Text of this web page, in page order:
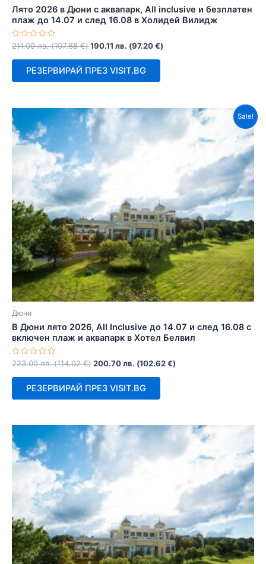
Лято 2026 в Дюни с аквапарк, All inclusive и безплатен
плаж до 14.07 и след 16.08 в Холидей Вилидж
Оценено
с
0
211.00лв. (107.88€)190.11 лв. (97.20€)
РЕЗЕРВИРАЙ ПРЕЗ VISIT.BG
Sale!
Дюни
В Дюни лято 2026, All Inclusive до 14.07 и след 16.08 с
включен плаж и аквапарк в Хотел Белвил
Оценено
с
0
223.00лв. (114.02€)200.70лв. (102.62€)
РЕЗЕРВИРАЙ ПРЕЗ VISIT.BG